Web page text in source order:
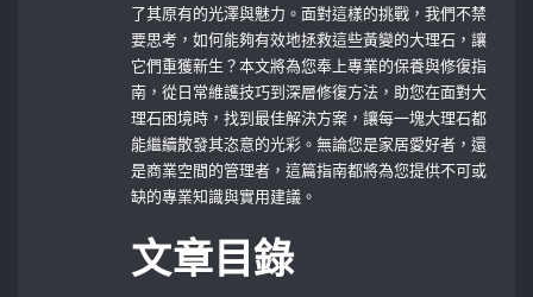
了其原有的光澤與魅力。面對這樣的挑戰，我們不禁
要思考，如何能夠有效地拯救這些黃變的大理石，讓
它們重獲新生？本文將為您奉上專業的保養與修復指
南，從日常維護技巧到深層修復方法，助您在面對大
理石困境時，找到最佳解決方案，讓每一塊大理石都
能繼續散發其恣意的光彩。無論您是家居愛好者，還
是商業空間的管理者，這篇指南都將為您提供不可或
缺的專業知識與實用建議。
文章目錄